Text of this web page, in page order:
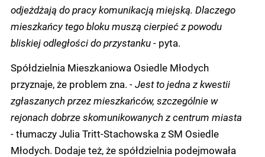
odjeżdżają do pracy komunikacją miejską. Dlaczego
mieszkańcy tego bloku muszą cierpieć z powodu
bliskiej odległości do przystanku - pyta.
Spółdzielnia Mieszkaniowa Osiedle Młodych
przyznaje, że problem zna. - Jest to jedna z kwestii
zgłaszanych przez mieszkańców, szczególnie w
rejonach dobrze skomunikowanych z centrum miasta
-tłumaczy Julia Tritt-Stachowska z SM Osiedle
Młodych. Dodaje też, że spółdzielnia podejmowała